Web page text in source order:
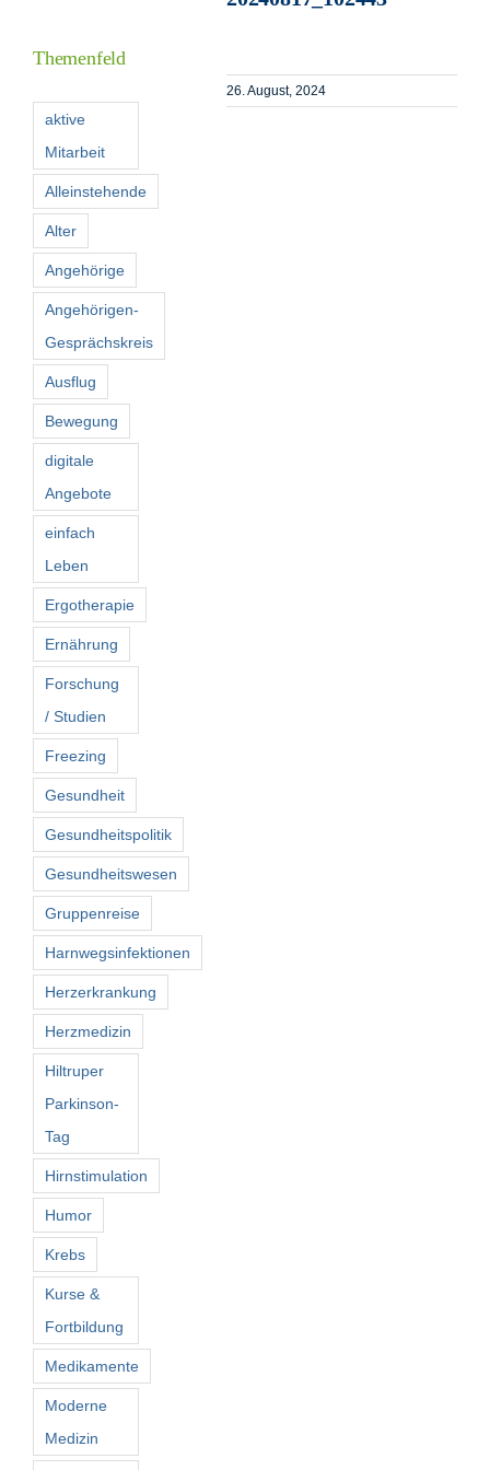
26. August, 2024
Themenfeld
aktive
Mitarbeit
Alleinstehende
Alter
Angehörige
Angehörigen-
Gesprächskreis
Ausflug
Bewegung
digitale
Angebote
einfach
Leben
Ergotherapie
Ernährung
Forschung
/ Studien
Freezing
Gesundheit
Gesundheitspolitik
Gesundheitswesen
Gruppenreise
Harnwegsinfektionen
Herzerkrankung
Herzmedizin
Hiltruper
Parkinson-
Tag
Hirnstimulation
Humor
Krebs
Kurse &
Fortbildung
Medikamente
Moderne
Medizin